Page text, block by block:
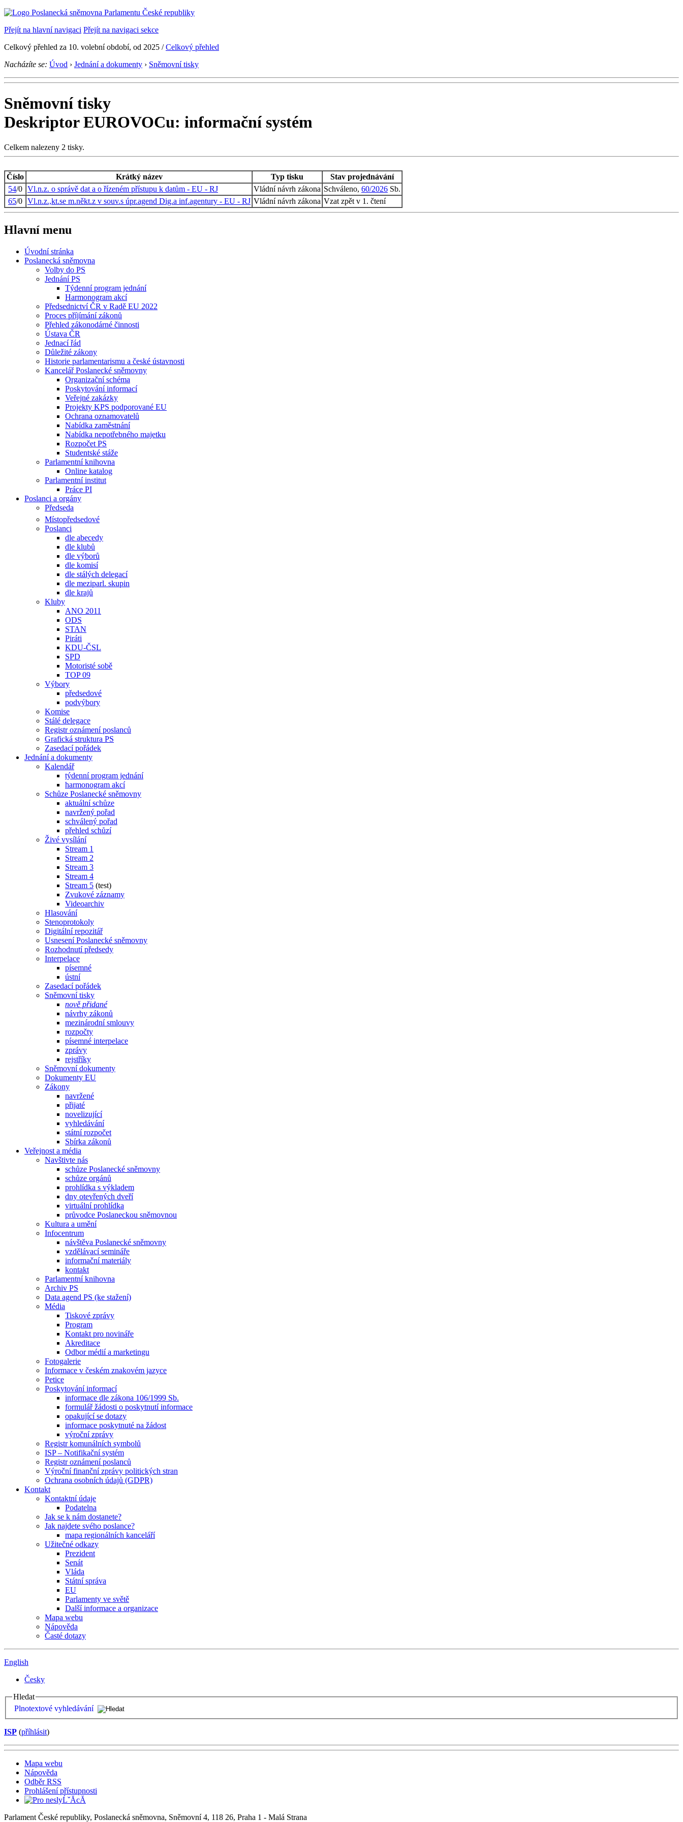
Přejít na hlavní navigaci Přejít na navigaci sekce
Celkový přehled za 10. volební období, od 2025 /Celkový přehled
Nacházíte se: Úvod › Jednání a dokumenty › Sněmovní tisky
Sněmovní tisky
Deskriptor EUROVOCu: informační systém
Celkem nalezeny 2 tisky.
Číslo Krátký název Typ tisku
Stav projednávání
54/0 Vl.n.z. o správě dat a o řízeném přístupu k datům - EU - RJ Vládní návrh zákona Schváleno, 60/2026 Sb.
65/0 Vl.n.z.,kt.se m.někt.z v souv.s úpr.agend Dig.a inf.agentury - EU - RJ Vládní návrh zákona Vzat zpět v 1. čtení
Hlavní menu
Úvodní stránka
Poslanecká sněmovna
Volby do PS
Jednání PS
Týdenní program jednání
Harmonogram akcí
Předsednictví ČR v Radě EU 2022
Proces příjímání zákonů
Přehled zákonodárné činnosti
Ústava ČR
Jednací řád
Důležité zákony
Historie parlamentarismu a české ústavnosti
Kancelář Poslanecké sněmovny
Organizační schéma
Poskytování informací
Veřejné zakázky
Projekty KPS podporované EU
Ochrana oznamovatelů
Nabídka zaměstnání
Nabídka nepotřebného majetku
Rozpočet PS
Studentské stáže
Parlamentní knihovna
Online katalog
Parlamentní institut
Práce PI
Poslanci a orgány
Předseda
Místopředsedové
Poslanci
dle abecedy
dle klubů
dle výborů
dle komisí
dle stálých delegací
dle meziparl. skupin
dle krajů
Kluby
ANO 2011
ODS
STAN
Piráti
KDU-ČSL
SPD
Motoristé sobě
TOP 09
Výbory
předsedové
podvýbory
Komise
Stálé delegace
Registr oznámení poslanců
Grafická struktura PS
Zasedací pořádek
Jednání a dokumenty
Kalendář
týdenní program jednání
harmonogram akcí
Schůze Poslanecké sněmovny
aktuální schůze
navržený pořad
schválený pořad
přehled schůzí
Živé vysílání
Stream 1
Stream 2
Stream 3
Stream 4
Stream 5 (test)
Zvukové záznamy
Videoarchiv
Hlasování
Stenoprotokoly
Digitální repozitář
Usnesení Poslanecké sněmovny
Rozhodnutí předsedy
Interpelace
písemné
ústní
Zasedací pořádek
Sněmovní tisky
nově přidané
návrhy zákonů
mezinárodní smlouvy
rozpočty
písemné interpelace
zprávy
rejstříky
Sněmovní dokumenty
Dokumenty EU
Zákony
navržené
přijaté
novelizující
vyhledávání
státní rozpočet
Sbírka zákonů
Veřejnost a média
Navštivte nás
schůze Poslanecké sněmovny
schůze orgánů
prohlídka s výkladem
dny otevřených dveří
virtuální prohlídka
průvodce Poslaneckou sněmovnou
Kultura a umění
Infocentrum
návštěva Poslanecké sněmovny
vzdělávací semináře
informační materiály
kontakt
Parlamentní knihovna
Archiv PS
Data agend PS (ke stažení)
Média
Tiskové zprávy
Program
Kontakt pro novináře
Akreditace
Odbor médií a marketingu
Fotogalerie
Informace v českém znakovém jazyce
Petice
Poskytování informací
informace dle zákona 106/1999 Sb.
formulář žádosti o poskytnutí informace
opakující se dotazy
informace poskytnuté na žádost
výroční zprávy
Registr komunálních symbolů
ISP – Notifikační systém
Registr oznámení poslanců
Výroční finanční zprávy politických stran
Ochrana osobních údajů (GDPR)
Kontakt
Kontaktní údaje
Podatelna
Jak se k nám dostanete?
Jak najdete svého poslance?
mapa regionálních kanceláří
Užitečné odkazy
Prezident
Senát
Vláda
Státní správa
EU
Parlamenty ve světě
Další informace a organizace
Mapa webu
Nápověda
Časté dotazy
English
Česky
Hledat
Plnotextové vyhledávání
ISP (příhlásit)
Mapa webu
Nápověda
Odběr RSS
Prohlášení přístupnosti
Parlament České republiky, Poslanecká sněmovna, Sněmovní 4, 118 26, Praha 1 - Malá Strana